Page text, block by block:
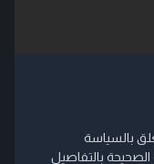
بالسياسة
الصحيحة بالتفاصيل